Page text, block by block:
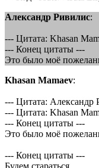
Александр Ривилис:
--- Цитата: Khasan
--- Конец цитаты ---
Это было моё
Khasan Mamaev:
--- Цитата: Александр
--- Цитата: Khasan
--- Конец цитаты ---
Это было моё
--- Конец цитаты ---
Будем стараться